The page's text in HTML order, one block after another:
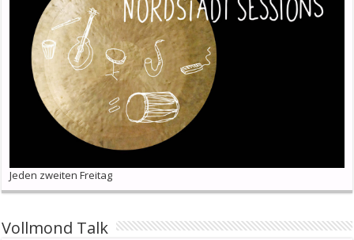
Jeden zweiten Freitag
Vollmond Talk